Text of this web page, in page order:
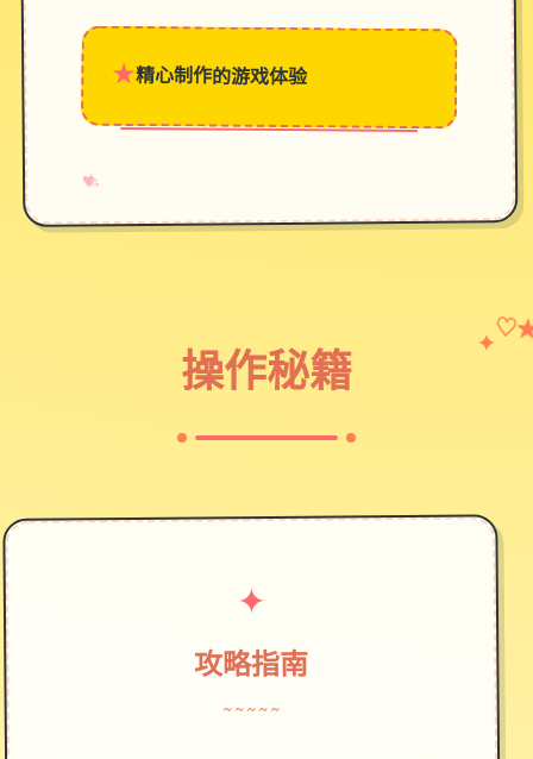
★精心制作的游戏体验
♥
✧
→
操作秘籍
✦♡
✦
攻略指南
~~~~~